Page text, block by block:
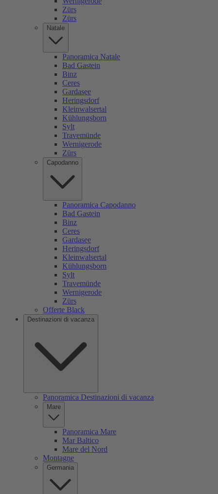
Zürs
Zürs
Natale
Panoramica Natale
Bad Gastein
Binz
Ceres
Gardasee
Heringsdorf
Kleinwalsertal
Kühlungsborn
Sylt
Travemünde
Wernigerode
Zürs
Capodanno
Panoramica Capodanno
Bad Gastein
Binz
Ceres
Gardasee
Heringsdorf
Kleinwalsertal
Kühlungsborn
Sylt
Travemünde
Wernigerode
Zürs
Offerte Black
Destinazioni di vacanza
Panoramica Destinazioni di vacanza
Mare
Panoramica Mare
Mar Baltico
Mare del Nord
Montagne
Germania